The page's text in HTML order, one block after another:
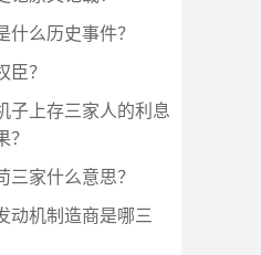
什么历史事件？
臣？
子上存三家人的利息
？
三家什么意思？
动机制造商是哪三